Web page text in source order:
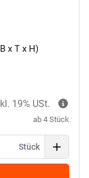
x T x H)
ab 4 Stück
19% USt.
Stück